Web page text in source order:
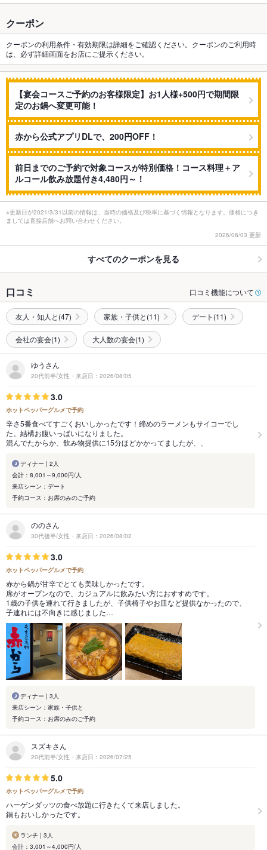
クーポン
クーポンの利用条件・有効期限は詳細をご確認ください。クーポンのご利用時
は、必ず詳細画面をお店にご提示ください。
【宴会コースご予約のお客様限定】お1人様+500円で期間限
定のお鍋へ変更可能！
赤から公式アプリDLで、200円OFF！
前日までのご予約で対象コースが特別価格！コース料理＋ア
ルコール飲み放題付き4,480円～！
※更新日が2021/3/31以前の情報は、当時の価格及び税率に基づく情報となります。価格につき
ましては直接店舗へお問い合わせください。
2026/06/03 更新
すべてのクーポンを見る
口コミ 口コミ機能について
友人・知人と(47) 家族・子供と(11) デート(11)
会社の宴会(1) 大人数の宴会(1)
ゆうさん
20代前半/女性・来店日：2026/08/05
3.0
ホットペッパーグルメで予約
辛さ5番食べてすごくおいしかったです！締めのラーメンもサイコーでし
た。結構お腹いっぱいになりました。
混んでたからか、飲み物提供に15分ほどかかってましたが、、
ディナー | 2人
会計：8,001～9,000円/人
来店シーン：デート
予約コース：お席のみのご予約
ののさん
30代後半/女性・来店日：2026/08/02
3.0
ホットペッパーグルメで予約
赤から鍋が甘辛でとても美味しかったです。
席がオープンなので、カジュアルに飲みたい方におすすめです。
1歳の子供を連れて行きましたが、子供椅子やお皿など提供なかったので、
子連れには不向きに感じました…
ディナー | 3人
来店シーン：家族・子供と
予約コース：お席のみのご予約
スズキさん
20代前半/女性・来店日：2026/07/25
5.0
ホットペッパーグルメで予約
ハーゲンダッツの食べ放題に行きたくて来店しました。
鍋もおいしかったです。
ランチ | 3人
会計：3,001～4,000円/人